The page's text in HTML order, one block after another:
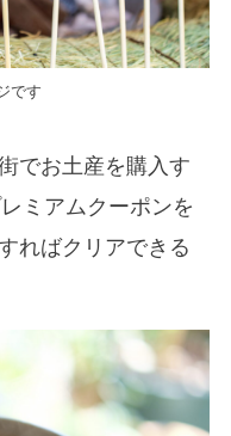
です
でお土産を購入す
ミアムクーポンを
ればクリアできる